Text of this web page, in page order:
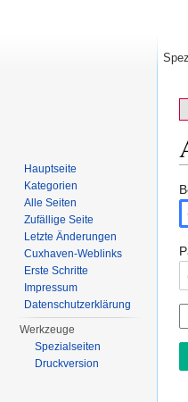
Hauptseite
Kategorien
Alle Seiten
Zufällige Seite
Letzte Änderungen
Cuxhaven-Weblinks
Erste Schritte
Impressum
Datenschutzerklärung
Werkzeuge
Spezialseiten
Druckversion